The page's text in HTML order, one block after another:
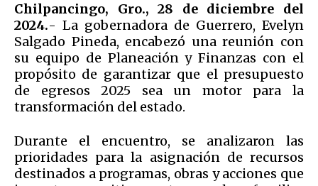
Chilpancingo, Gro., 28 de diciembre del
2024.- La gobernadora de Guerrero, Evelyn
Salgado Pineda, encabezó una reunión con
su equipo de Planeación y Finanzas con el
propósito de garantizar que el presupuesto
de egresos 2025 sea un motor para la
transformación del estado.
Durante el encuentro, se analizaron las
prioridades para la asignación de recursos
destinados a programas, obras y acciones que